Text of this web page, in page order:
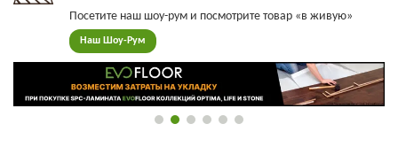
Посетите наш шоу-рум и посмотрите товар «в живую»
Наш Шоу-Рум